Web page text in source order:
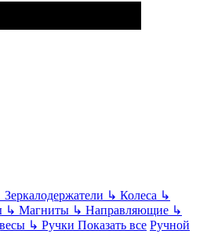
Зеркалодержатели ↳ Колеса ↳
↳ Магниты ↳ Направляющие ↳
↳ Ручки Показать все Ручной